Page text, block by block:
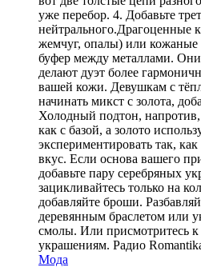
уже перебор. 4. Добавьте
нейтрального.Драгоценные
жемчуг, опалы) или кожаные
буфер между металлами.
делают дуэт более
вашей кожи. Девушкам с
начинать микст с золота,
Холодный подтон,
как с базой, а золото
экспериментировать так,
вкус. Если основа вашего
добавьте пару серебряных
зацикливайтесь только на
добавляйте броши.
деревянным браслетом или
смолы. Или присмотритесь
украшениям. Радио
Мода